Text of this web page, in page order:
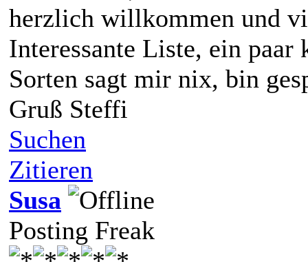
herzlich willkommen und
Interessante Liste, ein paar
Sorten sagt mir nix, bin
Gruß Steffi
Suchen
Zitieren
Susa
Posting Freak